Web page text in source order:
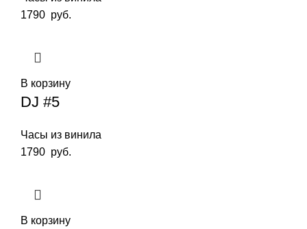
1790 руб.
В корзину
DJ #5
Часы из винила
1790 руб.
В корзину